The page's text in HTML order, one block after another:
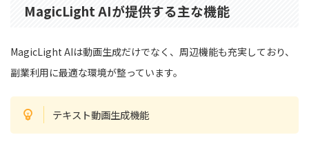
MagicLight AIが提供する主な機能
MagicLight AIは動画生成だけでなく、周辺機能も充実しており、
副業利用に最適な環境が整っています。
テキスト動画生成機能